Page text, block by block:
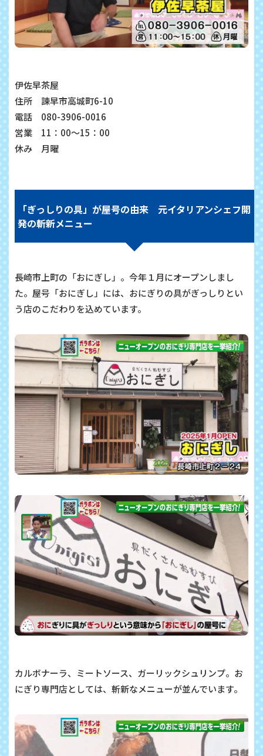
伊佐早茶屋
住所 諫早市高城町6-10
電話 080-3906-0016
営業 11：00～15：00
休み 月曜
「ぎっしりの具」が屋号の由来 元イタリアンシェフ開
発の斬新メニュー
長崎市上町の「おにぎし」。今年１月にオープンしまし
た。屋号「おにぎし」には、おにぎりの具がぎっしりとい
う店のこだわりを込めています。
カルボナーラ、ミートソース、ガーリックシュリンプ。お
にぎり専門店としては、斬新なメニューが並んでいます。